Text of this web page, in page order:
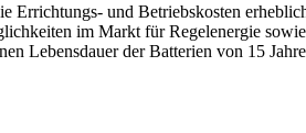
und Betriebskosten
im Markt für Regelenergie
Lebensdauer der Batterien von 15